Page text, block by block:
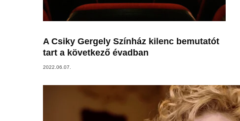
A Csiky Gergely Színház kilenc bemutatót
tart a következő évadban
2022.06.07.